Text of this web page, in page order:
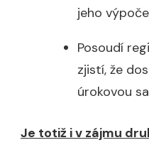
jeho
Posoudí
zjistí, že
úrokovou
Je totiž i v zájmu